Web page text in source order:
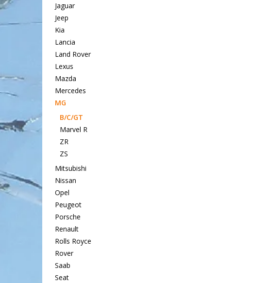
Jaguar
Jeep
Kia
Lancia
Land Rover
Lexus
Mazda
Mercedes
MG
B/C/GT
Marvel R
ZR
ZS
Mitsubishi
Nissan
Opel
Peugeot
Porsche
Renault
Rolls Royce
Rover
Saab
Seat